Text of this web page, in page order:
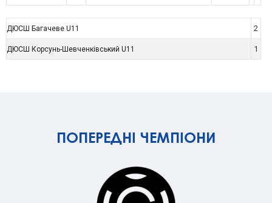
ДЮСШ Багачеве U11 2
ДЮСШ Корсунь-Шевченківський U11 1
ПОПЕРЕДНІ ЧЕМПІОНИ